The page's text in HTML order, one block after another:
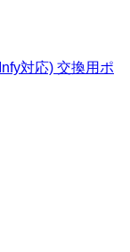
対応) 交換用ポ